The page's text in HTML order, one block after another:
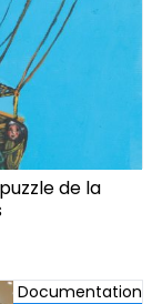
de la
Documentation